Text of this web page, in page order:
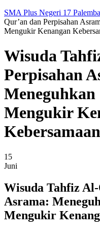
SMA Plus Negeri 17
Qur’an dan Perpisahan
Mengukir Kenangan
Wisuda
Perpisahan
Mengukir
Kebersamaan
15
Juni
Wisuda Tahfiz
Asrama:
Mengukir